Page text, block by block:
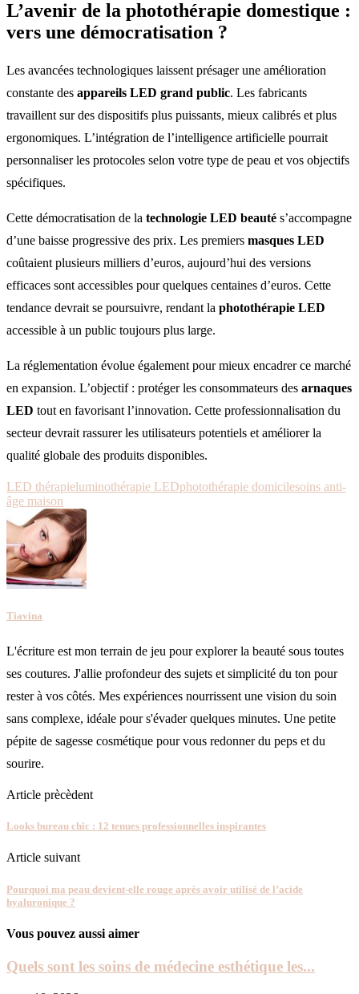
L’avenir de la photothérapie domestique :
vers une démocratisation ?
Les avancées technologiques laissent présager une amélioration
constante des appareils LED grand public. Les fabricants
travaillent sur des dispositifs plus puissants, mieux calibrés et plus
ergonomiques. L’intégration de l’intelligence artificielle pourrait
personnaliser les protocoles selon votre type de peau et vos objectifs
spécifiques.
Cette démocratisation de la technologie LED beauté s’accompagne
d’une baisse progressive des prix. Les premiers masques LED
coûtaient plusieurs milliers d’euros, aujourd’hui des versions
efficaces sont accessibles pour quelques centaines d’euros. Cette
tendance devrait se poursuivre, rendant la photothérapie LED
accessible à un public toujours plus large.
La réglementation évolue également pour mieux encadrer ce marché
en expansion. L’objectif : protéger les consommateurs des arnaques
LED tout en favorisant l’innovation. Cette professionnalisation du
secteur devrait rassurer les utilisateurs potentiels et améliorer la
qualité globale des produits disponibles.
LED thérapieluminothérapie LEDphotothérapie domicilesoins anti-
âge maison
Tiavina
L'écriture est mon terrain de jeu pour explorer la beauté sous toutes
ses coutures. J'allie profondeur des sujets et simplicité du ton pour
rester à vos côtés. Mes expériences nourrissent une vision du soin
sans complexe, idéale pour s'évader quelques minutes. Une petite
pépite de sagesse cosmétique pour vous redonner du peps et du
sourire.
Article prècèdent
Looks bureau chic : 12 tenues professionnelles inspirantes
Article suivant
Pourquoi ma peau devient-elle rouge après avoir utilisé de l’acide
hyaluronique ?
Vous pouvez aussi aimer
Quels sont les soins de médecine esthétique les...